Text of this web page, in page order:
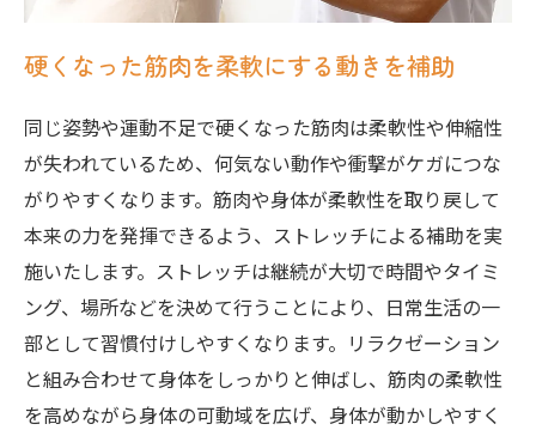
硬くなった筋肉を柔軟にする動きを補助
同じ姿勢や運動不足で硬くなった筋肉は柔軟性や伸縮性
が失われているため、何気ない動作や衝撃がケガにつな
がりやすくなります。筋肉や身体が柔軟性を取り戻して
本来の力を発揮できるよう、ストレッチによる補助を実
施いたします。ストレッチは継続が大切で時間やタイミ
ング、場所などを決めて行うことにより、日常生活の一
部として習慣付けしやすくなります。リラクゼーション
と組み合わせて身体をしっかりと伸ばし、筋肉の柔軟性
を高めながら身体の可動域を広げ、身体が動かしやすく